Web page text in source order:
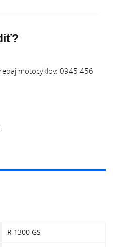
motocyklov: 0945 456
R 1300 GS